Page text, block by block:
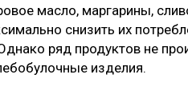
масло, маргарины,
снизить их
ряд продуктов не
изделия.